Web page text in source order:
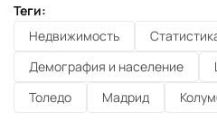
Теги:
Недвижимость
Демография и население
Толедо
Мадрид